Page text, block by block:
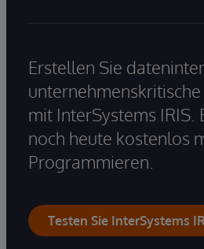
Erstellen Sie
mit InterSystems IRIS.
noch heute kostenlos
Programmieren.
Testen Sie InterSystems